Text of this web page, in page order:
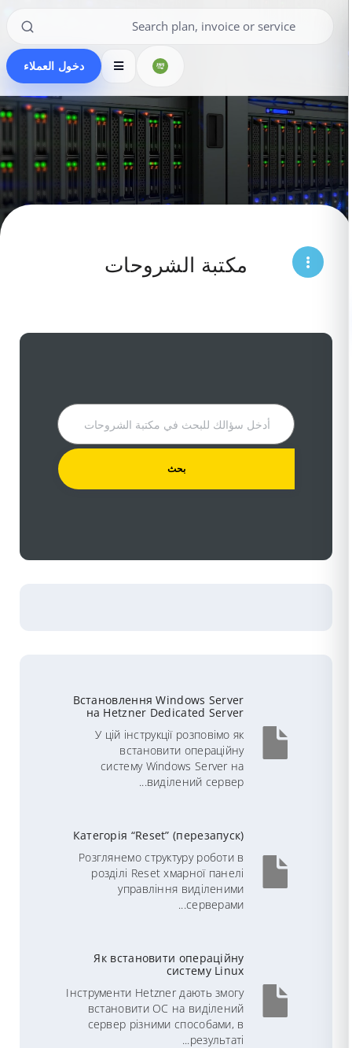
دخول العملاء
مكتبة الشروحات
Встановлення Windows Server
на Hetzner Dedicated Server
У цій інструкції розповімо як
встановити операційну
систему Windows Server на
виділений сервер...
Категорія “Reset” (перезапуск)
Розглянемо структуру роботи в
розділі Reset хмарної панелі
управління виділеними
серверами...
Як встановити операційну
систему Linux
Інструменти Hetzner дають змогу
встановити ОС на виділений
сервер різними способами, в
результаті...